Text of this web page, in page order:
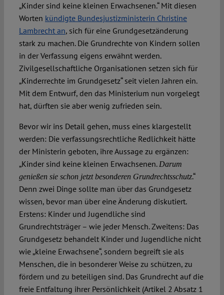
Spotlight
„Kinder sind keine kleinen Erwachsenen.“ Mit diesen
Worten kündigte Bundesjustizministerin Christine
Lambrecht an, sich für eine Grundgesetzänderung
stark zu machen. Die Grundrechte von Kindern sollen
in der Verfassung eigens erwähnt werden.
Zivilgesellschaftliche Organisationen setzen sich für
„Kinderrechte im Grundgesetz“ seit vielen Jahren ein.
Mit dem Entwurf, den das Ministerium nun vorgelegt
hat, dürften sie aber wenig zufrieden sein.
Bevor wir ins Detail gehen, muss eines klargestellt
werden: Die verfassungsrechtliche Redlichkeit hätte
der Ministerin geboten, ihre Aussage zu ergänzen:
„Kinder sind keine kleinen Erwachsenen. Darum
genießen sie schon jetzt besonderen Grundrechtsschutz.“
Denn zwei Dinge sollte man über das Grundgesetz
wissen, bevor man über eine Änderung diskutiert.
Erstens: Kinder und Jugendliche sind
Grundrechtsträger – wie jeder Mensch. Zweitens: Das
Grundgesetz behandelt Kinder und Jugendliche nicht
wie „kleine Erwachsene“, sondern begreift sie als
Menschen, die in besonderer Weise zu schützen, zu
fördern und zu beteiligen sind. Das Grundrecht auf die
freie Entfaltung ihrer Persönlichkeit (Artikel 2 Absatz 1